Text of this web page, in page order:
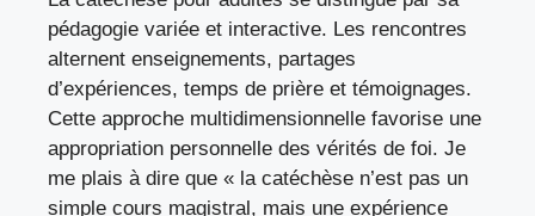
pédagogie variée et interactive. Les rencontres
alternent enseignements, partages
d’expériences, temps de prière et témoignages.
Cette approche multidimensionnelle favorise une
appropriation personnelle des vérités de foi. Je
me plais à dire que « la catéchèse n’est pas un
simple cours magistral, mais une expérience